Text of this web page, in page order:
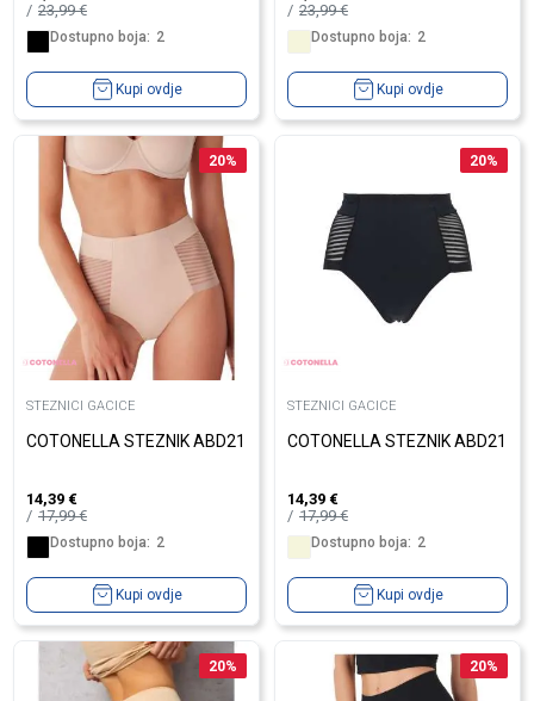
23,99€
Dostupno boja: 2
Kupi ovdje
23,99€
Dostupno boja: 2
Kupi ovdje
20%
STEZNICI GACICE
COTONELLA STEZNIK ABD21
14,39 €
17,99€
Dostupno boja: 2
Kupi ovdje
20%
STEZNICI GACICE
COTONELLA STEZNIK ABD21
14,39 €
17,99€
Dostupno boja: 2
Kupi ovdje
20% 20%